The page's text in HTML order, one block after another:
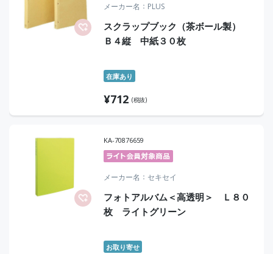
メーカー名 PLUS
スクラップブック（茶ボール製）
Ｂ４縦 中紙３０枚
在庫あり
¥712 (税抜)
KA-70876659
メーカー名 セキセイ
フォトアルバム＜高透明＞ Ｌ８０
枚 ライトグリーン
お取り寄せ